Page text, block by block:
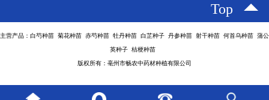
Top
主营产品：白芍种苗 菊花种苗 赤芍种苗 牡丹种苗 白芷种子 丹参种苗 射干种苗 何首乌种苗 蒲公
英种子 桔梗种苗
版权所有：亳州市畅农中药材种植有限公司